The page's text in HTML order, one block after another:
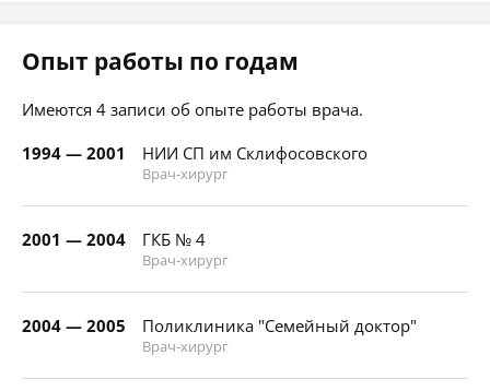
Опыт работы по годам
Имеются 4 записи об опыте работы врача.
1994 — 2001
НИИ СП им Склифосовского
Врач-хирург
2001 — 2004 ГКБ № 4
Врач-хирург
2004 — 2005 Поликлиника "Семейный доктор"
Врач-хирург